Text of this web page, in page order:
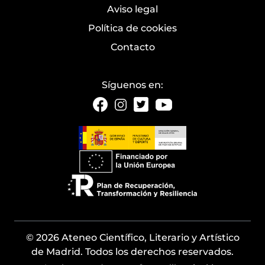
Aviso legal
Política de cookies
Contacto
Síguenos en:
© 2026 Ateneo Científico, Literario y Artístico
de Madrid. Todos los derechos reservados.